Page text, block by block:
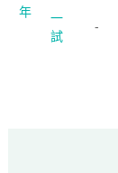
年
一
試
-